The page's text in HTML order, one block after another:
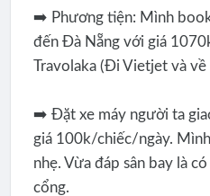
➡️ Phương tiện: Mình
đến Đà Nẵng với giá
Travolaka (Đi Vietjet và về
➡️ Đặt xe máy người ta
giá 100k/chiếc/ngày.
nhẹ. Vừa đáp sân bay là
cổng.